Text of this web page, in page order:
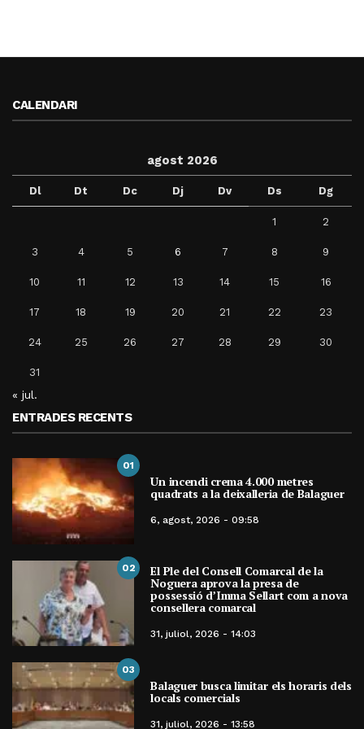
CALENDARI
agost 2026
Dl Dt Dc Dj Dv Ds Dg
1 2
3 4 5 6 7 8 9
10 11 12 13 14 15 16
17 18 19 20 21 22 23
24 25 26 27 28 29 30
31
« jul.
ENTRADES RECENTS
01
Un incendi crema 4.000 metres
quadrats a la deixalleria de Balaguer
6, agost, 2026 - 09:58
02 El Ple del Consell Comarcal de la
Noguera aprova la presa de
possessió d’Imma Sellart com a nova
consellera comarcal
31, juliol, 2026 - 14:03
03
Balaguer busca limitar els horaris dels
locals comercials
31, juliol, 2026 - 13:58